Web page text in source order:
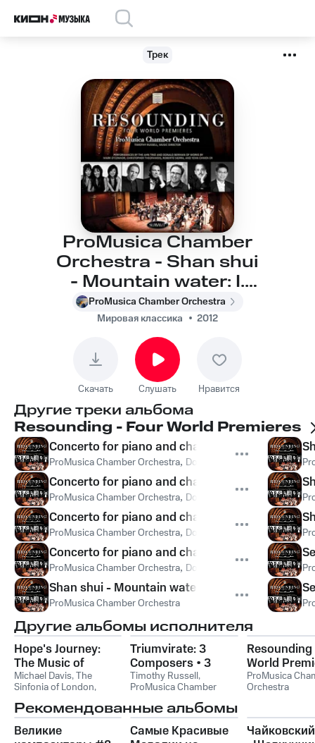
Трек
ProMusica Chamber
Orchestra - Shan shui
- Mountain water: I.
Dawn
ProMusica Chamber Orchestra
Мировая классика
2012
Скачать Слушать Нравится
Другие треки альбома
Resounding - Four World Premieres
Concerto for piano and chamber orchestra: I.
ProMusica Chamber Orchestra, Donald Berman
Concerto for piano and chamber orchestra: II.
ProMusica Chamber Orchestra, Donald Berman
Concerto for piano and chamber orchestra: III.
ProMusica Chamber Orchestra, Donald Berman
Concerto for piano and chamber orchestra: IV.
ProMusica Chamber Orchestra, Donald Berman
Shan shui - Mountain water: I. Dawn
ProMusica Chamber Orchestra
Другие альбомы исполнителя
Hope's Journey:
The Music of
Michael Conway
Baker
Michael Davis,The
Sinfonia of London,
Orchestra,David
Hickman,Michael
Conway Baker
Triumvirate: 3
Composers • 3
Concertos • 3
World Premieres
Timothy Russell,
ProMusica Chamber
World
ProMusica
Orchestra
Рекомендованные альбомы
Великие
Самые Красивые
Чайковский